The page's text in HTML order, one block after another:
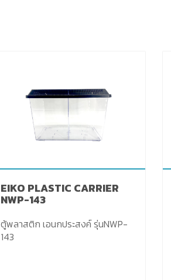
EIKO PLASTIC CARRIER
NWP-143
ตู้พลาสติก เอนกประสงค์ รุ่นNWP-
143